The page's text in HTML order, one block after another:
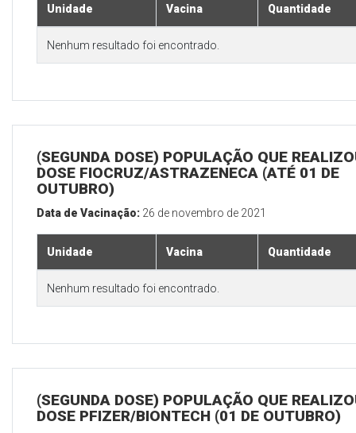
Unidade Vacina Quantidade
Nenhum resultado foi encontrado.
(SEGUNDA DOSE) POPULAÇÃO QUE
DOSE FIOCRUZ/ASTRAZENECA (ATÉ 01 DE
OUTUBRO)
Data de Vacinação: 26 de novembro de 2021
Unidade Vacina Quantidade
Nenhum resultado foi encontrado.
(SEGUNDA DOSE) POPULAÇÃO QUE
DOSE PFIZER/BIONTECH (01 DE OUTUBRO)